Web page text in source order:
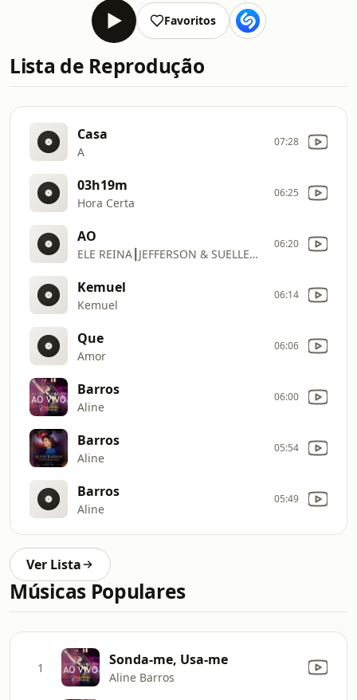
Favoritos
Lista de Reprodução
Casa
A
07:28
03h19m
Hora Certa
06:25
AO
ELE REINA┃JEFFERSON & SUELLEN (CLIPE OFICIAL
06:20
Kemuel
Kemuel
06:14
Que
Amor
06:06
Barros
Aline
06:00
Barros
Aline
05:54
Barros
Aline
05:49
Ver Lista
Músicas Populares
1 Sonda-me, Usa-me
Aline Barros